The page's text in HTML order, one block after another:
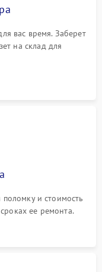
вас время. Заберет
на склад для
и стоимость
ее ремонта.